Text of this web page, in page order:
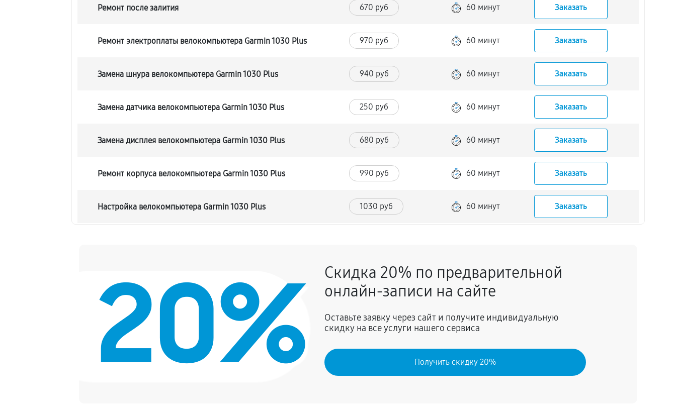
Ремонт после залития 670 руб 60 минут Заказать
Ремонт электроплаты велокомпьютера Garmin 1030 Plus 970 руб 60 минут Заказать
Замена шнура велокомпьютера Garmin 1030 Plus 940 руб 60 минут Заказать
Замена датчика велокомпьютера Garmin 1030 Plus 250 руб 60 минут Заказать
Замена дисплея велокомпьютера Garmin 1030 Plus 680 руб 60 минут Заказать
Ремонт корпуса велокомпьютера Garmin 1030 Plus 990 руб 60 минут Заказать
Настройка велокомпьютера Garmin 1030 Plus 1030 руб 60 минут Заказать
400 руб 60 минут Заказать
Не включается велокомпьютера Garmin 1030 Plus
20%
Скидка 20% по предварительной
онлайн-записи на сайте
Оставьте заявку через сайт и получите индивидуальную
скидку на все услуги нашего сервиса
Получить скидку 20%